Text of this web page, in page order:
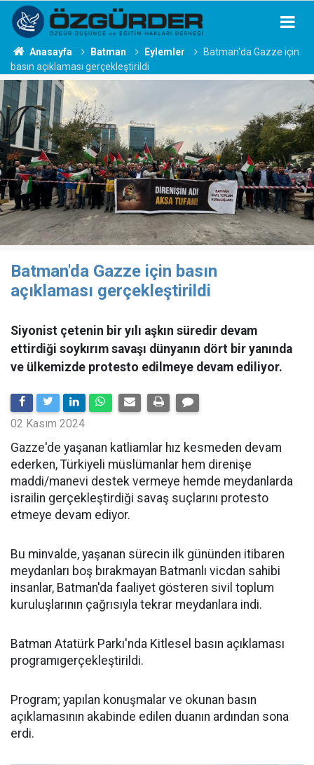
Anasayfa Batman Eylemler
Batman'da Gazze için
basın açıklaması gerçekleştirildi
Batman'da Gazze için basın
açıklaması gerçekleştirildi
Siyonist çetenin bir yılı aşkın süredir devam
ettirdiği soykırım savaşı dünyanın dört bir yanında
ve ülkemizde protesto edilmeye devam ediliyor.
02 Kasım 2024
Gazze'de yaşanan katliamlar hız kesmeden devam
ederken, Türkiyeli müslümanlar hem direnişe
maddi/manevi destek vermeye hemde meydanlarda
israilin gerçekleştirdiği savaş suçlarını protesto
etmeye devam ediyor.
Bu minvalde, yaşanan sürecin ilk gününden itibaren
meydanları boş bırakmayan Batmanlı vicdan sahibi
insanlar, Batman'da faaliyet gösteren sivil toplum
kuruluşlarının çağrısıyla tekrar meydanlara indi.
Batman Atatürk Parkı'nda Kitlesel basın açıklaması
programıgerçekleştirildi.
Program; yapılan konuşmalar ve okunan basın
açıklamasının akabinde edilen duanın ardından sona
erdi.